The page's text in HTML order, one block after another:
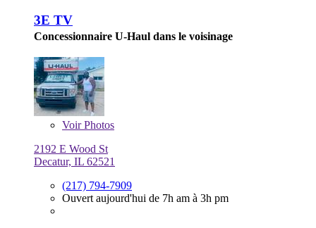
3E TV
Concessionnaire U-Haul dans le voisinage
VoirPhotos
2192 E Wood St
Decatur, IL 62521
(217) 794-7909
Ouvert aujourd'hui de 7h am à 3h pm